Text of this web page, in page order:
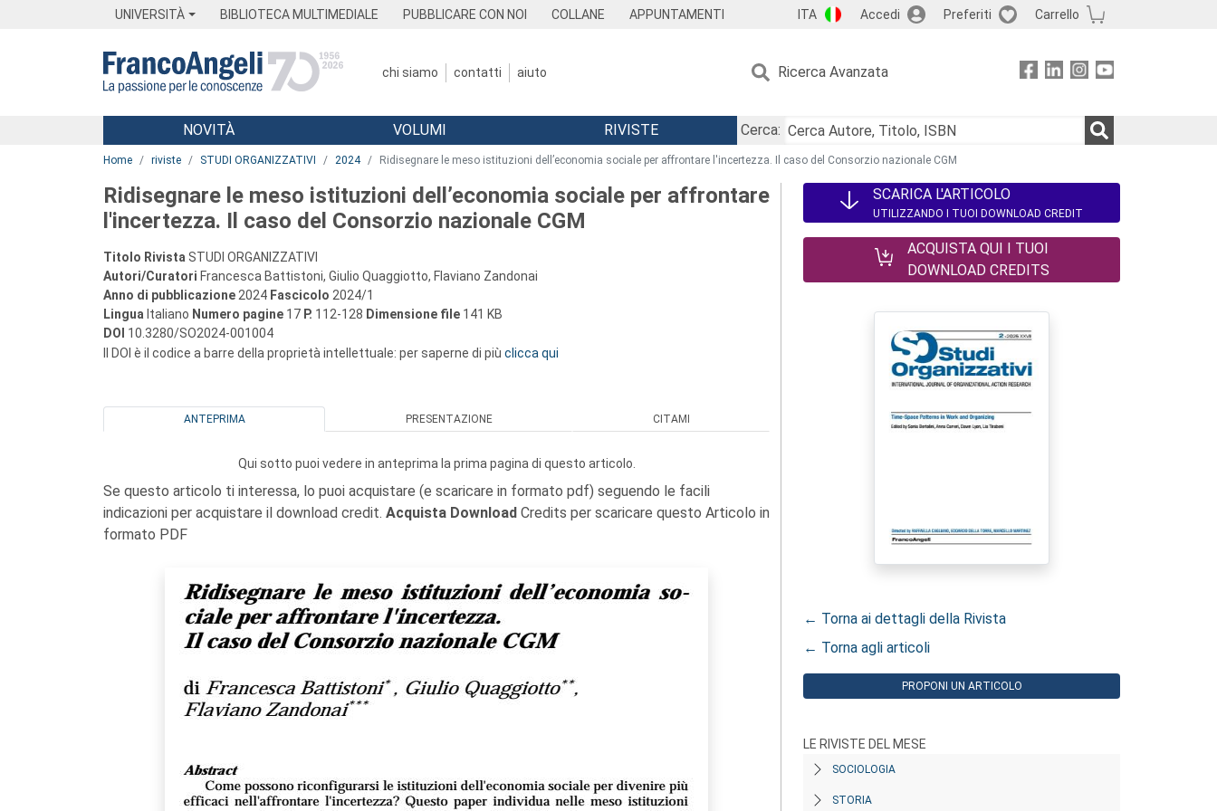
UNIVERSITÀ BIBLIOTECA MULTIMEDIALE PUBBLICARE CON NOI COLLANE APPUNTAMENTI ITA Accedi Preferiti Carrello
chi siamo contatti aiuto Ricerca Avanzata
Menu
NOVITÀ VOLUMI RIVISTE
Cerca:
Home riviste STUDI ORGANIZZATIVI 2024 Ridisegnare le meso istituzioni dell’economia sociale per affrontare l'incertezza. Il caso del Consorzio nazionale CGM
Ridisegnare le meso istituzioni dell’economia sociale per affrontare
l'incertezza. Il caso del Consorzio nazionale CGM
Titolo Rivista STUDI ORGANIZZATIVI
Autori/Curatori Francesca Battistoni, Giulio Quaggiotto, Flaviano Zandonai
Anno di pubblicazione 2024 Fascicolo 2024/1
Lingua Italiano Numero pagine 17 P. 112-128 Dimensione file 141 KB
DOI 10.3280/SO2024-001004
Il DOI è il codice a barre della proprietà intellettuale: per saperne di più clicca qui
ANTEPRIMA PRESENTAZIONE CITAMI
Qui sotto puoi vedere in anteprima la prima pagina di questo articolo.
Se questo articolo ti interessa, lo puoi acquistare (e scaricare in formato pdf) seguendo le facili
indicazioni per acquistare il download credit. Acquista Download Credits per scaricare questo Articolo in
formato PDF
SCARICA L'ARTICOLO
UTILIZZANDO I TUOI DOWNLOAD CREDIT
ACQUISTA QUI I TUOI
DOWNLOAD CREDITS
← Torna ai dettagli della Rivista
← Torna agli articoli
PROPONI UN ARTICOLO
LE RIVISTE DEL MESE
SOCIOLOGIA
STORIA